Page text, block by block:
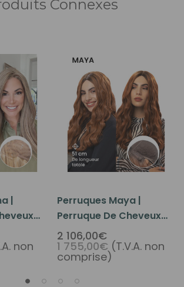
Connexes
|
Femme
non
Perruques Maya |
Perruque De Cheveux
Humains De Qualité
Supérieure Pour Femme
2 106,00€
1 755,00€ (T.V.A. non
comprise)